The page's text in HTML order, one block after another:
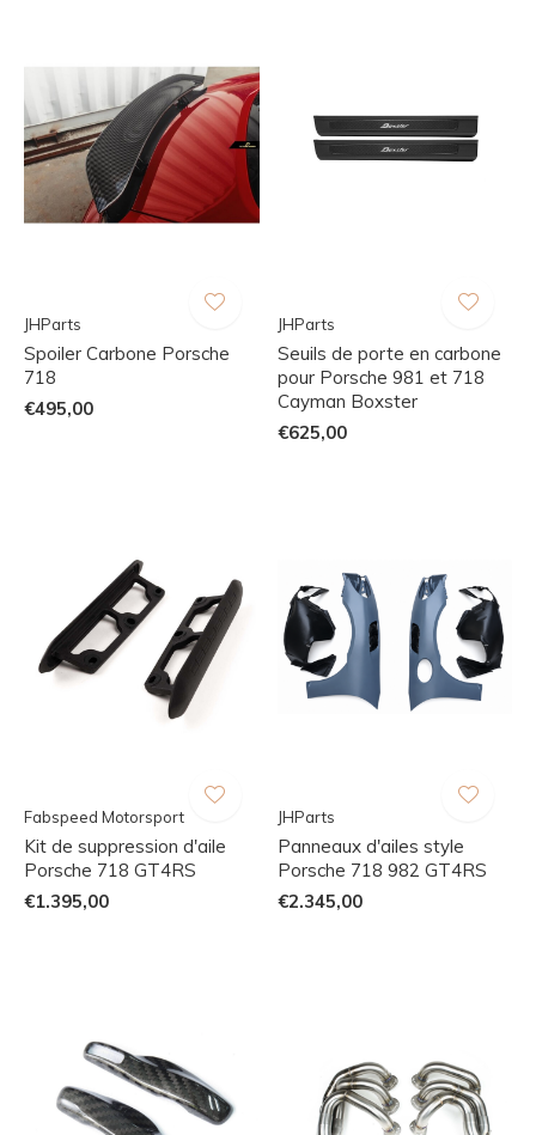
JHParts
Spoiler Carbone Porsche
718
€495,00
JHParts
Seuils de porte en carbone
pour Porsche 981 et 718
Cayman Boxster
€625,00
Fabspeed Motorsport
Kit de suppression d'aile
Porsche 718 GT4RS
€1.395,00
JHParts
Panneaux d'ailes style
Porsche 718 982 GT4RS
€2.345,00